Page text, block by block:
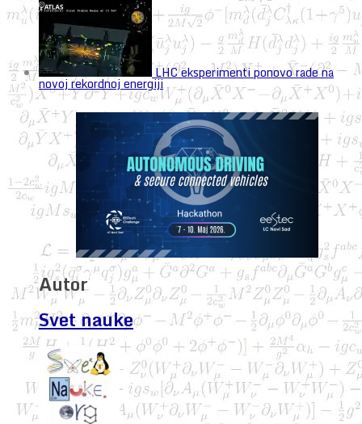
LHC eksperimenti ponovo rade na
novoj rekordnoj energiji
Autor
Svet nauke